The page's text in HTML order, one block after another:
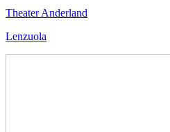
Theater Anderland
Lenzuola